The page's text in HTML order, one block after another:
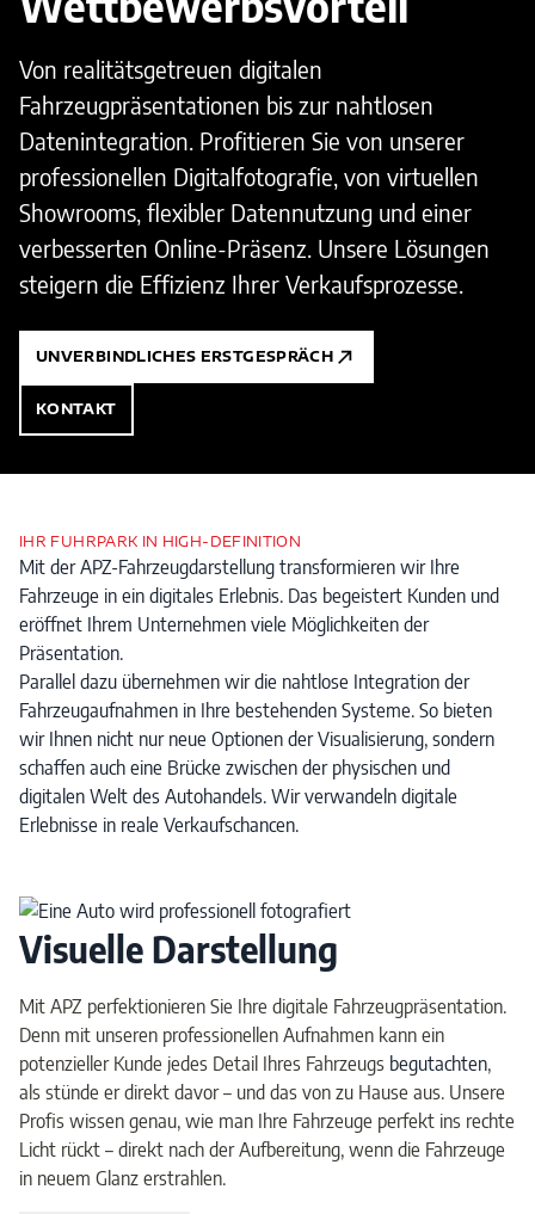
Von realitätsgetreuen digitalen
Fahrzeugpräsentationen bis zur nahtlosen
Datenintegration. Profitieren Sie von unserer
professionellen Digitalfotografie, von virtuellen
Showrooms, flexibler Datennutzung und einer
verbesserten Online-Präsenz. Unsere Lösungen
steigern die Effizienz Ihrer Verkaufsprozesse.
UNVERBINDLICHES ERSTGESPRÄCH
KONTAKT
IHR FUHRPARK IN HIGH-DEFINITION
Mit der APZ-Fahrzeugdarstellung transformieren wir Ihre
Fahrzeuge in ein digitales Erlebnis. Das begeistert Kunden und
eröffnet Ihrem Unternehmen viele Möglichkeiten der
Präsentation.
Parallel dazu übernehmen wir die nahtlose Integration der
Fahrzeugaufnahmen in Ihre bestehenden Systeme. So bieten
wir Ihnen nicht nur neue Optionen der Visualisierung, sondern
schaffen auch eine Brücke zwischen der physischen und
digitalen Welt des Autohandels. Wir verwandeln digitale
Erlebnisse in reale Verkaufschancen.
Visuelle Darstellung
Mit APZ perfektionieren Sie Ihre digitale Fahrzeugpräsentation.
Denn mit unseren professionellen Aufnahmen kann ein
potenzieller Kunde jedes Detail Ihres Fahrzeugs begutachten,
als stünde er direkt davor – und das von zu Hause aus. Unsere
Profis wissen genau, wie man Ihre Fahrzeuge perfekt ins rechte
Licht rückt – direkt nach der Aufbereitung, wenn die Fahrzeuge
in neuem Glanz erstrahlen.